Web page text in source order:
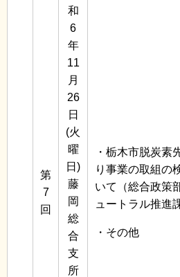
第
7
回
和
6
年
11
月
26
日
(火
曜
日)
藤
岡
総
合
支
所
・栃木市脱炭素
り事業の取組の
いて（総合政策
ュートラル推進
・その他